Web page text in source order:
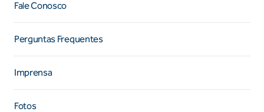
Fale Conosco
Perguntas Frequentes
Imprensa
Fotos